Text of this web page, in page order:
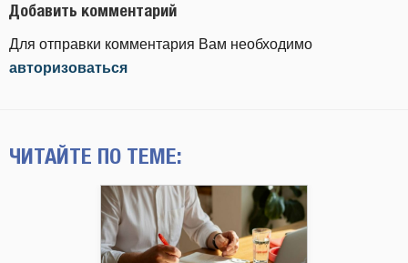
Добавить комментарий
Для отправки комментария Вам необходимо
авторизоваться
ЧИТАЙТЕ ПО ТЕМЕ: